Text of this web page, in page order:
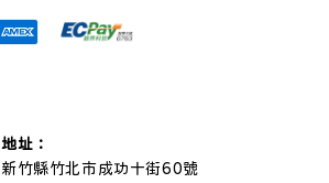
地址：
新竹縣竹北市成功十街60號